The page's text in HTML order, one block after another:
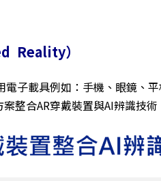
Reality）
電子載具例如：手機、眼鏡、
整合AR穿戴裝置與AI辨識技